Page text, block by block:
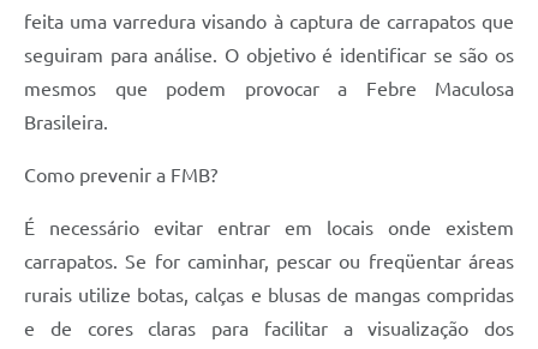
feita uma varredura visando à captura de carrapatos que
seguiram para análise. O objetivo é identificar se são os
mesmos que podem provocar a Febre Maculosa
Brasileira.
Como prevenir a FMB?
É necessário evitar entrar em locais onde existem
carrapatos. Se for caminhar, pescar ou freqüentar áreas
rurais utilize botas, calças e blusas de mangas compridas
e de cores claras para facilitar a visualização dos